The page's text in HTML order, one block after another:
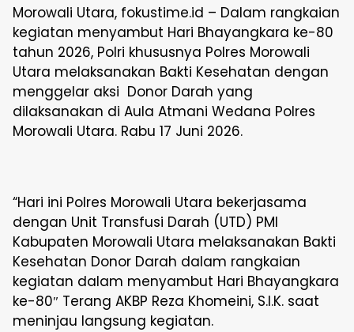
Morowali Utara, fokustime.id – Dalam rangkaian
kegiatan menyambut Hari Bhayangkara ke-80
tahun 2026, Polri khususnya Polres Morowali
Utara melaksanakan Bakti Kesehatan dengan
menggelar aksi Donor Darah yang
dilaksanakan di Aula Atmani Wedana Polres
Morowali Utara. Rabu 17 Juni 2026.
“Hari ini Polres Morowali Utara bekerjasama
dengan Unit Transfusi Darah (UTD) PMI
Kabupaten Morowali Utara melaksanakan Bakti
Kesehatan Donor Darah dalam rangkaian
kegiatan dalam menyambut Hari Bhayangkara
ke-80″ Terang AKBP Reza Khomeini, S.I.K. saat
meninjau langsung kegiatan.